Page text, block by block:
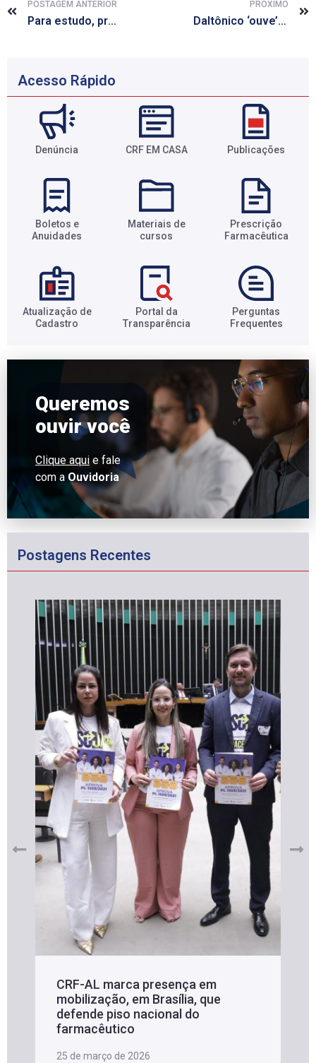
POSTAGEM ANTERIOR
Para estudo, proteína de beterraba pode substituir sangue humano
PRÓXIMO
Daltônico ‘ouve’ cores com antena implantada na cabeça
Acesso Rápido
Denúncia CRF EM CASA Publicações
Boletos e
Anuidades​
Materiais de
cursos​
Prescrição
Farmacêutica​
Atualização de
Cadastro​
Portal da
Transparência​
Perguntas
Frequentes​
Queremos
ouvir você
Clique aqui e fale
com aOuvidoria
Postagens Recentes
CRF-AL marca presença em
mobilização, em Brasília, que
defende piso nacional do
farmacêutico
25 de março de 2026